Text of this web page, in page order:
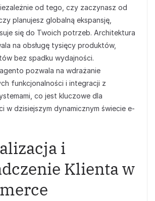
od tego, czy zaczynasz od
planujesz globalną ekspansję,
się do Twoich potrzeb. Architektura
na obsługę tysięcy produktów,
bez spadku wydajności.
pozwala na wdrażanie
funkcjonalności i integracji z
co jest kluczowe dla
w dzisiejszym dynamicznym świecie e-
i
Klienta w